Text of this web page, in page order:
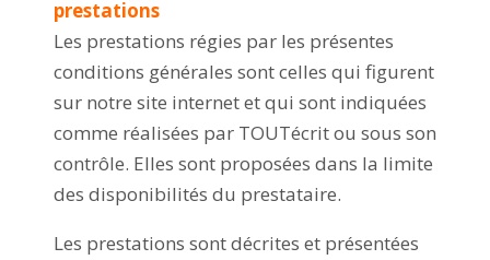
prestations
Les prestations régies par les présentes
conditions générales sont celles qui figurent
sur notre site internet et qui sont indiquées
comme réalisées par TOUTécrit ou sous son
contrôle. Elles sont proposées dans la limite
des disponibilités du prestataire.
Les prestations sont décrites et présentées